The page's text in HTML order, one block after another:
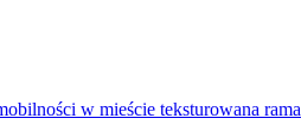
w mieście teksturowana rama